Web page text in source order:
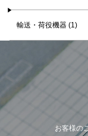
輸送・荷役機器 (1)
お客様の